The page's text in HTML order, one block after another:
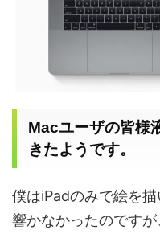
Macユーザの皆様
きたようです。
僕はiPadのみで絵を
響かなかったのです